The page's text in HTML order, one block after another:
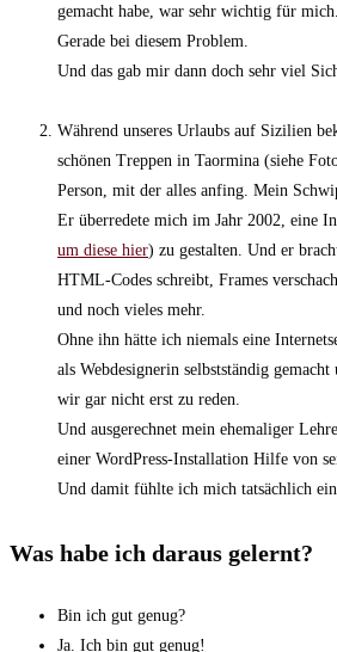
gemacht habe, war sehr wichtig für mich.
Gerade bei diesem Problem.
Und das gab mir dann doch sehr viel
Während unseres Urlaubs auf Sizilien
schönen Treppen in Taormina (siehe
Person, mit der alles anfing. Mein
Er überredete mich im Jahr 2002, eine
um diese hier) zu gestalten. Und er
HTML-Codes schreibt, Frames
und noch vieles mehr.
Ohne ihn hätte ich niemals eine
als Webdesignerin selbstständig
wir gar nicht erst zu reden.
Und ausgerechnet mein ehemaliger
einer WordPress-Installation Hilfe von
Und damit fühlte ich mich tatsächlich
Was habe ich daraus gelernt?
Bin ich gut genug?
Ja. Ich bin gut genug!